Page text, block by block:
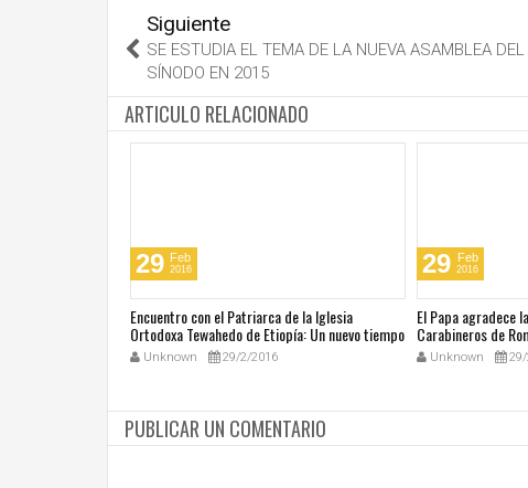
Siguiente
SE ESTUDIA EL TEMA DE LA NUEVA ASAMBLEA DEL
SÍNODO EN 2015
ARTICULO RELACIONADO
29 Feb
2016
Encuentro con el Patriarca de la Iglesia
Ortodoxa Tewahedo de Etiopía: Un nuevo tiempo
de amistad fraternal
Unknown 29/2/2016
29 Feb
2016
El Papa agradece
Carabineros de
Unknown 29/
PUBLICAR UN COMENTARIO